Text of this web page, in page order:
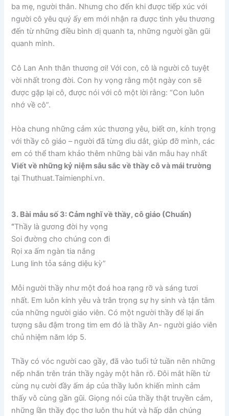
ba mẹ, người thân. Nhưng cho đến khi được tiếp xúc với
người cô yêu quý ấy em mới nhận ra được tình yêu thương
đến từ những điều bình dị quanh ta, những người gần gũi
quanh mình.
Cô Lan Anh thân thương ơi! Với con, cô là người cô tuyệt
vời nhất trong đời. Con hy vọng rằng một ngày con sẽ
được gặp lại cô, được nói với cô một lời rằng: “Con luôn
nhớ về cô”.
Hòa chung những cảm xúc thương yêu, biết ơn, kính trọng
với thầy cô giáo – người đã từng dìu dắt, giúp đỡ mình, các
em có thể tham khảo thêm những bài văn mẫu hay nhất
Viết về những kỷ niệm sâu sắc về thầy cô và mái trường
tại Thuthuat.Taimienphi.vn.
3. Bài mẫu số 3: Cảm nghĩ về thầy, cô giáo (Chuẩn)
“Thầy là gương đời hy vọng
Soi đường cho chúng con đi
Rọi xa ấm ngàn tia nắng
Lung linh tỏa sáng diệu kỳ”
Mỗi người thầy như một đoá hoa rạng rỡ và sáng tươi
nhất. Em luôn kính yêu và trân trọng sự hy sinh và tận tâm
của những người giáo viên. Có một người thầy để lại ấn
tượng sâu đậm trong tim em đó là thầy An- người giáo viên
chủ nhiệm năm lớp 5.
Thầy có vóc người cao gầy, đã vào tuổi tứ tuần nên những
nếp nhăn trên trán thầy ngày một hằn rõ. Đôi mắt hiền từ
cùng nụ cười đầy ấm áp của thầy luôn khiến mình cảm
thấy vô cùng gần gũi. Giọng nói của thầy thật truyền cảm,
những lần thầy đọc thơ luôn thu hút và hấp dẫn chúng